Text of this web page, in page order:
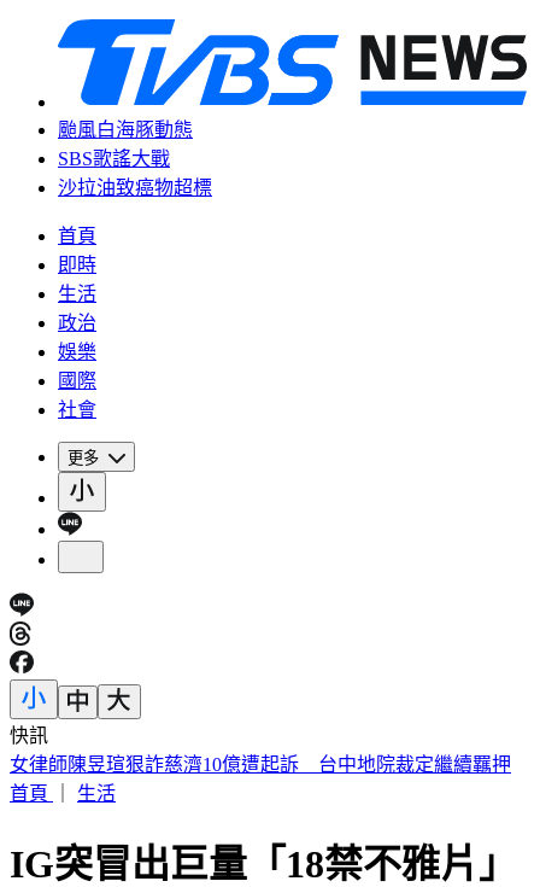
颱風白海豚動態
SBS歌謠大戰
沙拉油致癌物超標
首頁
即時
生活
政治
娛樂
國際
社會
更多
快訊
僅白海豚颱風「沒放過台灣」 北北基桃侵襲率破4成
首頁
生活
IG突冒出巨量「18禁不雅片」